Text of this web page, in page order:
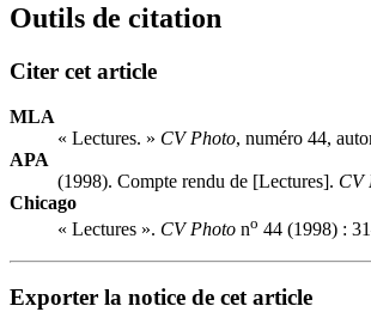
Outils de citation
Citer cet article
MLA
« Lectures. » CV Photo, numéro 44,
APA
(1998). Compte rendu de [Lectures]. CV
Chicago
« Lectures ». CV Photo no 44 (1998) :
Exporter la notice de cet article